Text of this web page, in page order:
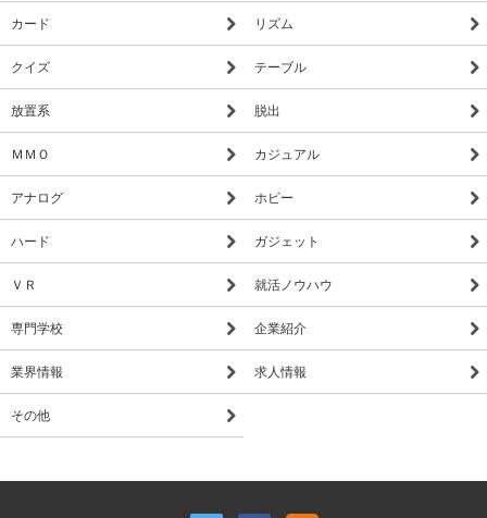
カード リズム
クイズ テーブル
放置系 脱出
ＭＭＯ カジュアル
アナログ ホビー
ハード ガジェット
ＶＲ 就活ノウハウ
専門学校 企業紹介
業界情報 求人情報
その他